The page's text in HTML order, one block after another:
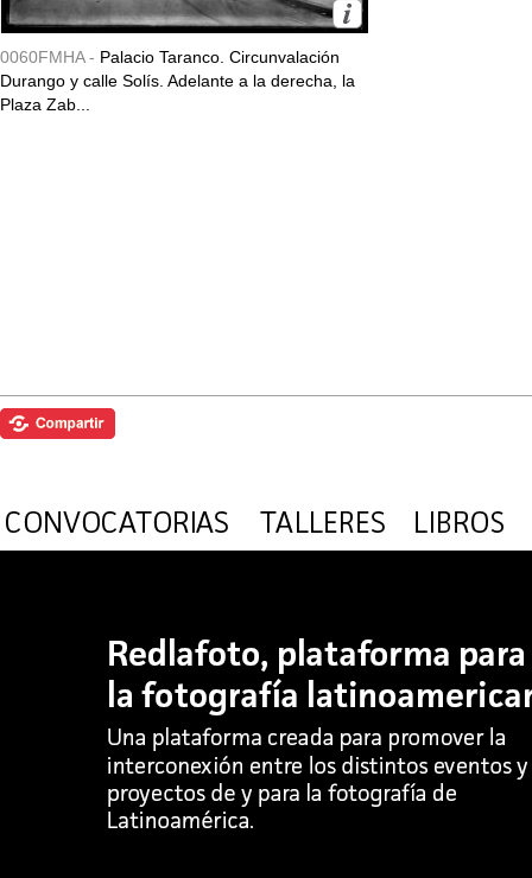
0060FMHA - Palacio Taranco. Circunvalación
Durango y calle Solís. Adelante a la derecha, la
Plaza Zab...